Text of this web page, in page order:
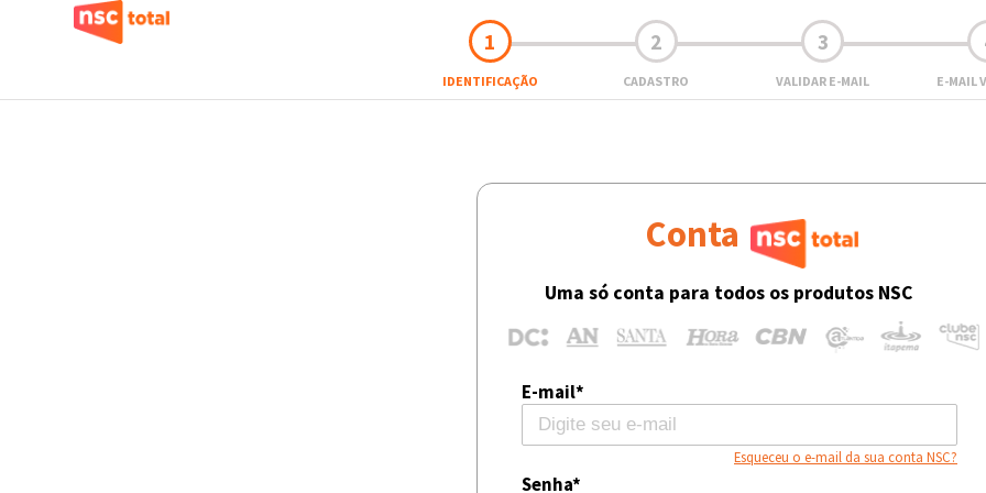
1
IDENTIFICAÇÃO
2
CADASTRO
3
VALIDAR E-MAIL E-MAIL
Conta
Uma só conta para todos os produtos NSC
E-mail*
Esqueceu o e-mail da sua conta NSC?
Senha*